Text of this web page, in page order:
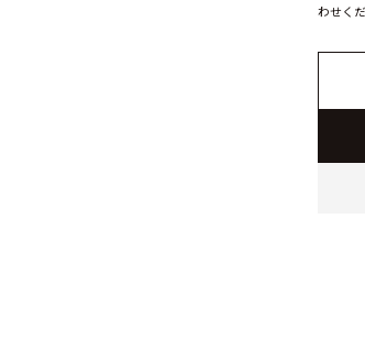
わせく